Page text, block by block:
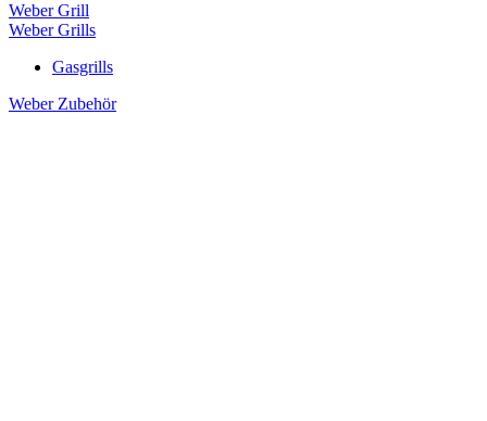
Weber Grill
Weber Grills
Gasgrills
Weber Zubehör